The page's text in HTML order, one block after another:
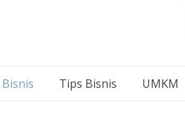
Tips Bisnis UMKM